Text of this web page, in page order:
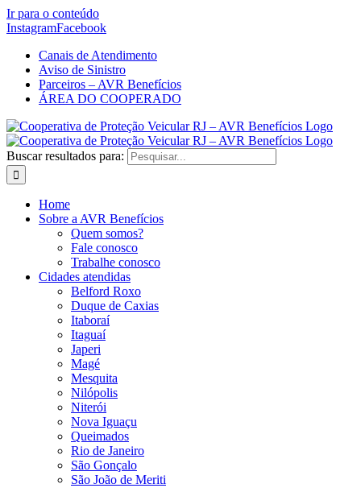
Ir para o conteúdo
InstagramFacebook
Canais de Atendimento
Aviso de Sinistro
Parceiros – AVR Benefícios
ÁREA DO COOPERADO
Buscar resultados para:
Home
Sobre a AVR Benefícios
Quem somos?
Fale conosco
Trabalhe conosco
Cidades atendidas
Belford Roxo
Duque de Caxias
Itaboraí
Itaguaí
Japeri
Magé
Mesquita
Nilópolis
Niterói
Nova Iguaçu
Queimados
Rio de Janeiro
São Gonçalo
São João de Meriti